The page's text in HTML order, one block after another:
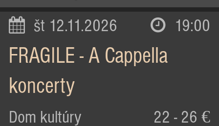
št 12.11.2026 19:00
FRAGILE - A Cappella
koncerty
Dom kultúry 22 - 26 €